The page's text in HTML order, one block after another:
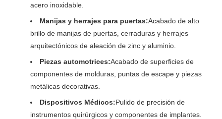
acero inoxidable.
Manijas y herrajes para puertas:Acabado de alto
brillo de manijas de puertas, cerraduras y herrajes
arquitectónicos de aleación de zinc y aluminio.
Piezas automotrices:Acabado de superficies de
componentes de molduras, puntas de escape y piezas
metálicas decorativas.
Dispositivos Médicos:Pulido de precisión de
instrumentos quirúrgicos y componentes de implantes.